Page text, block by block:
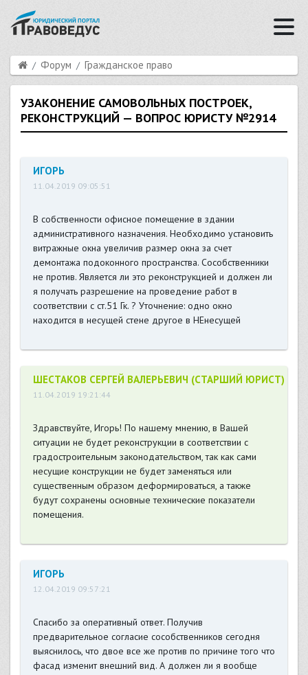
Форум Гражданское право
УЗАКОНЕНИЕ САМОВОЛЬНЫХ ПОСТРОЕК,
РЕКОНСТРУКЦИЙ — ВОПРОС ЮРИСТУ №2914
ИГОРЬ
11.04.2019 09:05:51
В собственности офисное помещение в здании
административного назначения. Необходимо установить
витражные окна увеличив размер окна за счет
демонтажа подоконного пространства. Сособственники
не против. Является ли это реконструкцией и должен ли
я получать разрешение на проведение работ в
соответствии с ст.51 Гк. ? Уточнение: одно окно
находится в несущей стене другое в НЕнесущей
ШЕСТАКОВ СЕРГЕЙ ВАЛЕРЬЕВИЧ (СТАРШИЙ ЮРИСТ)
11.04.2019 19:21:44
Здравствуйте, Игорь! По нашему мнению, в Вашей
ситуации не будет реконструкции в соответствии с
градостроительным законодательством, так как сами
несущие конструкции не будет заменяться или
существенным образом деформироваться, а также
будут сохранены основные технические показатели
помещения.
ИГОРЬ
12.04.2019 09:57:21
Спасибо за оперативный ответ. Получив
предварительное согласие сособственников сегодня
выяснилось, что двое все же против по причине того что
фасад изменит внешний вид. А должен ли я вообще